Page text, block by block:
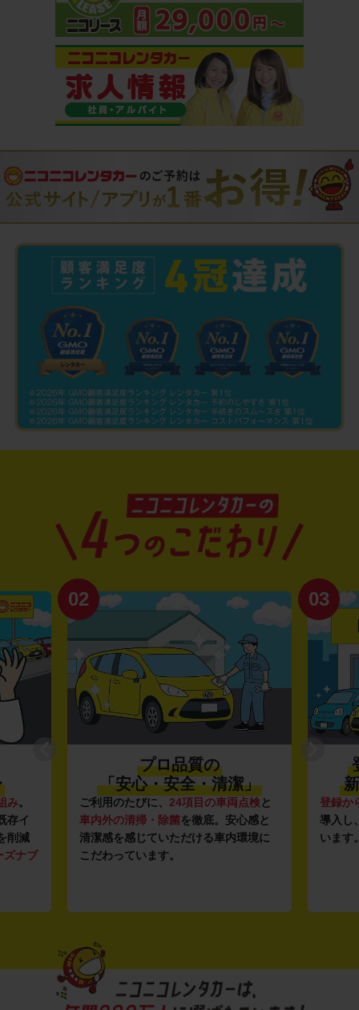
み。
存イ
削減
ズナブ
02
プロ品質の
「安心・安全・清潔」
ご利用のたびに、 24項目の車両点検と
車内外の清掃・除菌を徹底。安心感と
清潔感を感じていただける車内環境に
こだわっています。
03
登録か
導入し
います